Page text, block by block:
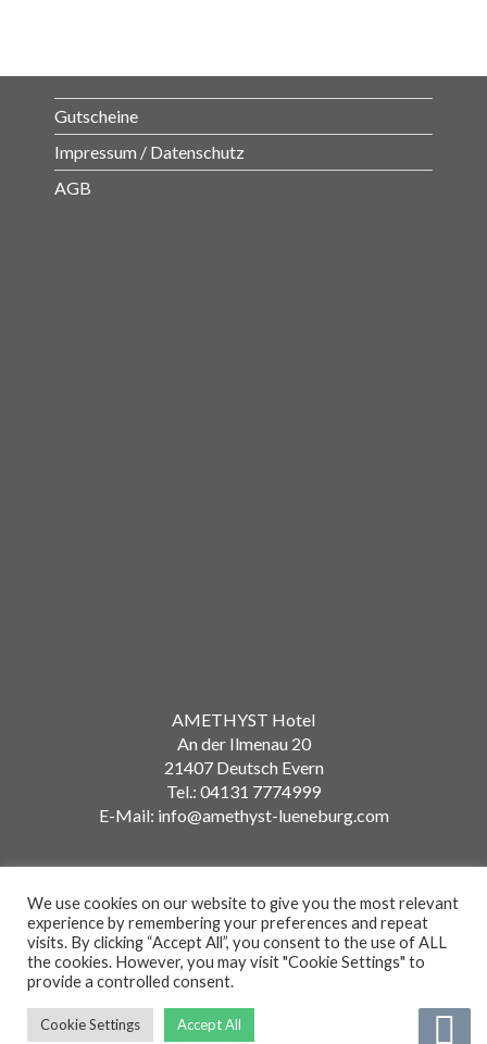
Gutscheine
Impressum / Datenschutz
AGB
AMETHYST Hotel
An der Ilmenau 20
21407 Deutsch Evern
Tel.: 04131 7774999
E-Mail: info@amethyst-lueneburg.com
Amethyst Hotel © 2021
We use cookies on our website to give you the most relevant
experience by remembering your preferences and repeat
visits. By clicking “Accept All”, you consent to the use of ALL
the cookies. However, you may visit "Cookie Settings" to
provide a controlled consent.
Cookie Settings Accept All